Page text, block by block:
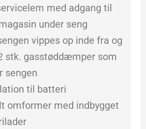
med adgang til
under seng
vippes op inde fra og
stk. gasstøddæmper som
sengen
til batteri
omformer med indbygget